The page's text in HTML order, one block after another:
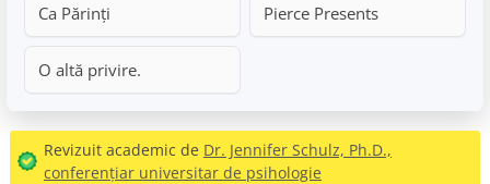
Ca Părinți Pierce Presents
O altă privire.
Revizuit academic de Dr. Jennifer Schulz, Ph.D.,
conferențiar universitar de psihologie